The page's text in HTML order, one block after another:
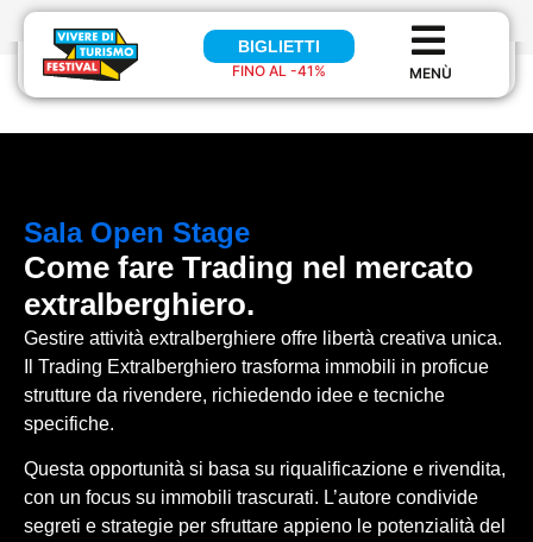
BIGLIETTI
FINO AL 41%
BIGLIETTI
FINO AL -41%
Sala Open Stage
Come fare Trading nel mercato
extralberghiero.
Gestire attività extralberghiere offre libertà creativa unica.
Il Trading Extralberghiero trasforma immobili in proficue
strutture da rivendere, richiedendo idee e tecniche
specifiche.
Questa opportunità si basa su riqualificazione e rivendita,
con un focus su immobili trascurati. L’autore condivide
segreti e strategie per sfruttare appieno le potenzialità del